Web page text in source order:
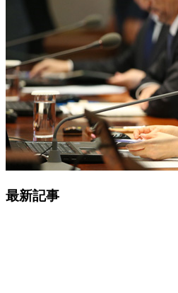
最新記事